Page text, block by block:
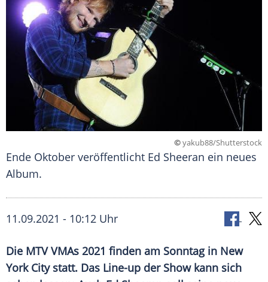
©yakub88/Shutterstock
Ende Oktober veröffentlicht Ed Sheeran ein neues
Album.
11.09.2021 - 10:12 Uhr
Die MTV VMAs 2021 finden am Sonntag in New
York Citystatt. Das Line-up der Show kann sich